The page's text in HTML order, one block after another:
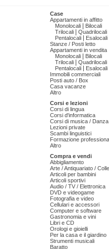
Case
Appartamenti in affitto
Monolocali
Bilocali
Trilocali
Quadrilocali
Pentalocali
Esalocali
Stanze / Posti letto
Appartamenti in vendita
Monolocali
Bilocali
Trilocali
Quadrilocali
Pentalocali
Esalocali
Immobili commerciali
Posti auto / Box
Casa vacanze
Altro
Corsi e lezioni
Corsi di lingua
Corsi d'informatica
Corsi di musica /
Lezioni private
Scambi linguistici
Formazione
Altro
Compra e vendi
Abbigliamento
Arte / Antiquariato /
Articoli per bambini
Articoli sportivi
Audio / TV / Elettronica
DVD e videogame
Fotografia e video
Cellulari e accessori
Computer e software
Gastronomia e vini
Libri e CD
Orologi e gioielli
Per la casa e il giardino
Strumenti musicali
Baratto